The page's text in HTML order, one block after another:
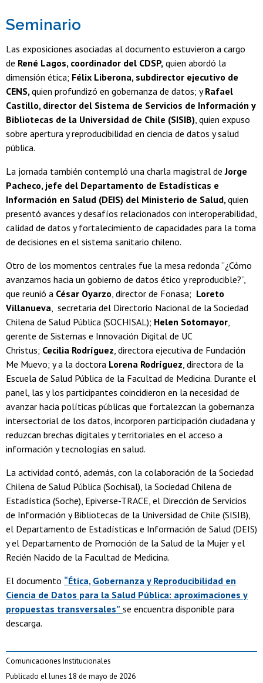
Seminario
Las exposiciones asociadas al documento estuvieron a cargo
de René Lagos, coordinador del CDSP, quien abordó la
dimensión ética; Félix Liberona, subdirector ejecutivo de
CENS,quien profundizó en gobernanza de datos; yRafael
Castillo, director del Sistema de Servicios de Información y
Bibliotecas de la Universidad de Chile (SISIB), quien expuso
sobre apertura y reproducibilidad en ciencia de datos y salud
pública.
La jornada también contempló una charla magistral de Jorge
Pacheco, jefe del Departamento de Estadísticas e
Información en Salud (DEIS) del Ministerio de Salud,quien
presentó avances y desafíos relacionados con interoperabilidad,
calidad de datos y fortalecimiento de capacidades para la toma
de decisiones en el sistema sanitario chileno.
Otro de los momentos centrales fue la mesa redonda “¿Cómo
avanzamos hacia un gobierno de datos ético y reproducible?”,
que reunió a César Oyarzo, director de Fonasa; Loreto
Villanueva, secretaria del Directorio Nacional de la Sociedad
Chilena de Salud Pública (SOCHISAL); Helen Sotomayor,
gerente de Sistemas e Innovación Digital de UC
Christus; Cecilia Rodríguez, directora ejecutiva de Fundación
Me Muevo; y a la doctora Lorena Rodríguez, directora de la
Escuela de Salud Pública de la Facultad de Medicina. Durante el
panel, las y los participantes coincidieron en la necesidad de
avanzar hacia políticas públicas que fortalezcan la gobernanza
intersectorial de los datos, incorporen participación ciudadana y
reduzcan brechas digitales y territoriales en el acceso a
información y tecnologías en salud.
La actividad contó, además, con la colaboración de la Sociedad
Chilena de Salud Pública (Sochisal), la Sociedad Chilena de
Estadística (Soche), Epiverse-TRACE, el Dirección de Servicios
de Información y Bibliotecas de la Universidad de Chile (SISIB),
el Departamento de Estadísticas e Información de Salud (DEIS)
y el Departamento de Promoción de la Salud de la Mujer y el
Recién Nacido de la Facultad de Medicina.
El documento “Ética, Gobernanza y Reproducibilidad en
Ciencia de Datos para la Salud Pública: aproximaciones y
propuestas transversales” se encuentra disponible para
descarga.
Comunicaciones Institucionales
Publicado el lunes 18 de mayo de 2026